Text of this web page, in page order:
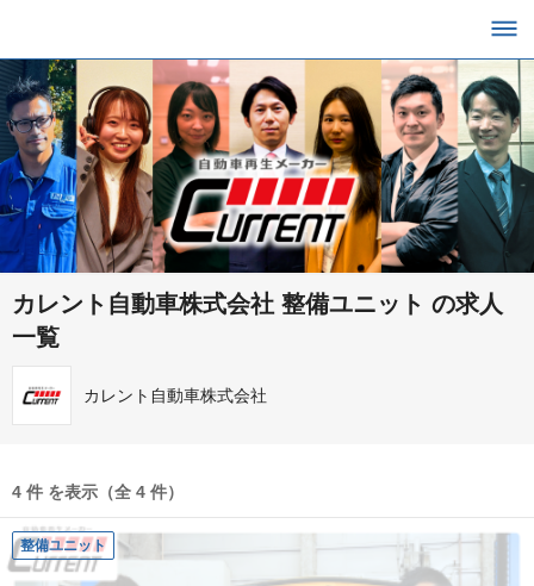
カレント自動車株式会社 整備ユニット の求人
一覧
カレント自動車株式会社
4 件 を表示（全 4 件）
整備ユニット